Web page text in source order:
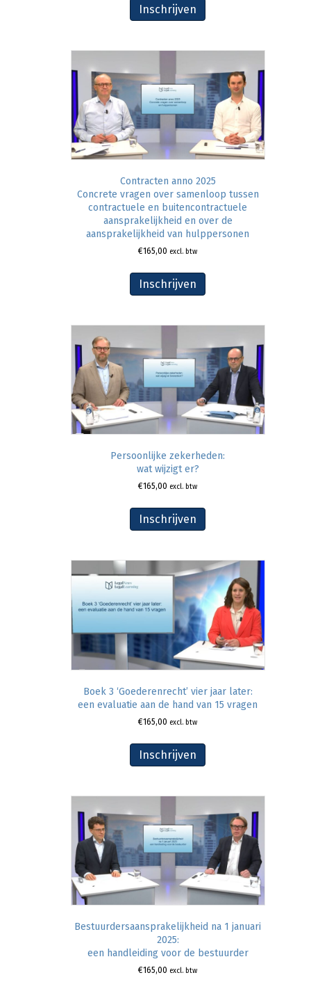
Inschrijven
Contracten anno 2025
Concrete vragen over samenloop tussen
contractuele en buitencontractuele
aansprakelijkheid en over de
aansprakelijkheid van hulppersonen
€165,00 excl. btw
Inschrijven
Persoonlijke zekerheden:
wat wijzigt er?
€165,00 excl. btw
Inschrijven
Boek 3 ‘Goederenrecht’ vier jaar later:
een evaluatie aan de hand van 15 vragen
€165,00 excl. btw
Inschrijven
Bestuurdersaansprakelijkheid na 1 januari
2025:
een handleiding voor de bestuurder
€165,00 excl. btw